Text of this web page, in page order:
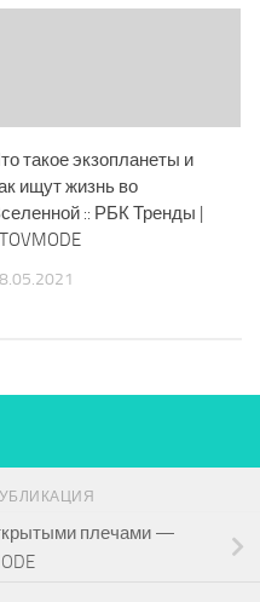
такое экзопланеты и
ищут жизнь во
:: РБК Тренды |
плечами —